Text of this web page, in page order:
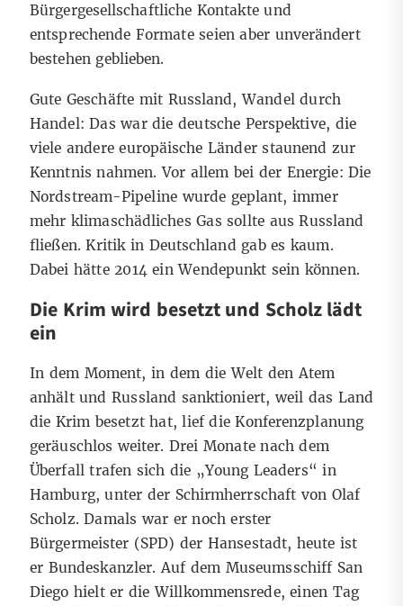
Bürgergesellschaftliche Kontakte und
entsprechende Formate seien aber unverändert
bestehen geblieben.
Gute Geschäfte mit Russland, Wandel durch
Handel: Das war die deutsche Perspektive, die
viele andere europäische Länder staunend zur
Kenntnis nahmen. Vor allem bei der Energie: Die
Nordstream-Pipeline wurde geplant, immer
mehr klimaschädliches Gas sollte aus Russland
fließen. Kritik in Deutschland gab es kaum.
Dabei hätte 2014 ein Wendepunkt sein können.
Die Krim wird besetzt und Scholz lädt
ein
In dem Moment, in dem die Welt den Atem
anhält und Russland sanktioniert, weil das Land
die Krim besetzt hat, lief die Konferenzplanung
geräuschlos weiter. Drei Monate nach dem
Überfall trafen sich die „Young Leaders“ in
Hamburg, unter der Schirmherrschaft von Olaf
Scholz. Damals war er noch erster
Bürgermeister (SPD) der Hansestadt, heute ist
er Bundeskanzler. Auf dem Museumsschiff San
Diego hielt er die Willkommensrede, einen Tag